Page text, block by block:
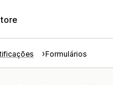
Formulários